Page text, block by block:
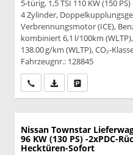
5-türig, 1,5 TSI 110 KW (150 PS)
4 Zylinder,
Verbrennungsmotor (ICE),
kombiniert 6,1 l/100km
138.00 g/km (WLTP), CO₂-
Fahrzeugnr.: 128845
Wir rufen Sie an
PDF-Datei,
Nissan Townstar
96 KW (130 PS) -2xPDC-
Hecktüren-Sofort